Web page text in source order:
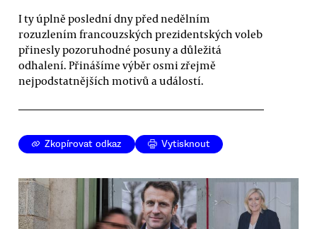
I ty úplně poslední dny před nedělním
rozuzlením francouzských prezidentských voleb
přinesly pozoruhodné posuny a důležitá
odhalení. Přinášíme výběr osmi zřejmě
nejpodstatnějších motivů a událostí.
Zkopírovat odkaz Vytisknout